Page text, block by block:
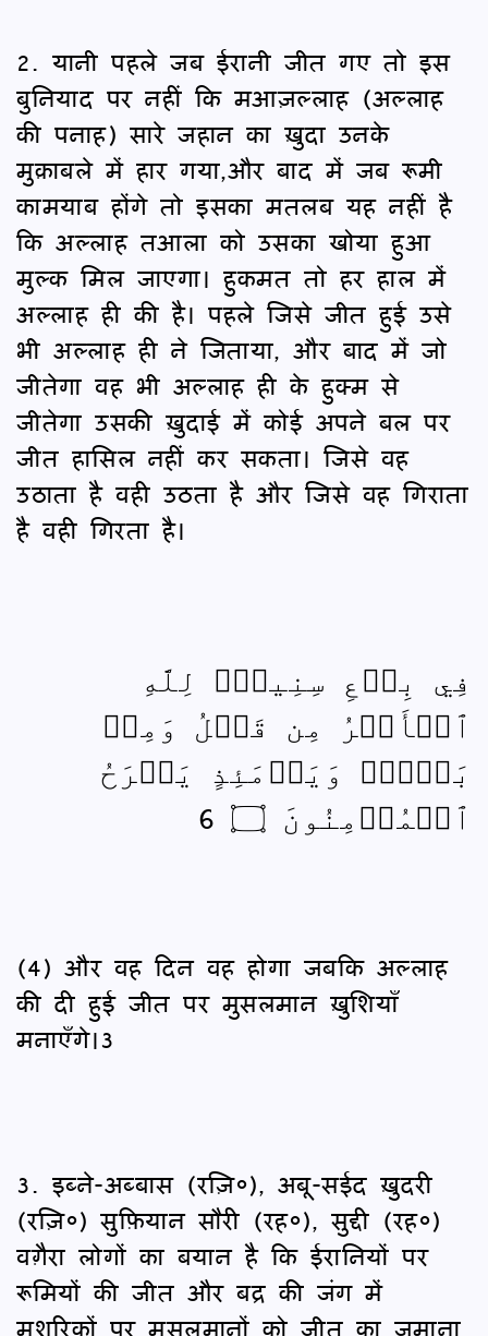
2. यानी पहले जब ईरानी जीत गए तो इस
बुनियाद पर नहीं कि मआज़ल्लाह (अल्लाह
की पनाह) सारे जहान का ख़ुदा उनके
मुक़ाबले में हार गया,और बाद में जब रूमी
कामयाब होंगे तो इसका मतलब यह नहीं है
कि अल्लाह तआला को उसका खोया हुआ
मुल्क मिल जाएगा। हुकमत तो हर हाल में
अल्लाह ही की है। पहले जिसे जीत हुई उसे
भी अल्लाह ही ने जिताया, और बाद में जो
जीतेगा वह भी अल्लाह ही के हुक्म से
जीतेगा उसकी ख़ुदाई में कोई अपने बल पर
जीत हासिल नहीं कर सकता। जिसे वह
उठाता है वही उठता है और जिसे वह गिराता
है वही गिरता है।
فِي بِضۡعِ سِنِينَۗ لِلَّهِ
ٱلۡأَمۡرُ مِن قَبۡلُ وَمِنۢ
بَعۡدُۚ وَيَوۡمَئِذٍ يَفۡرَحُ
ٱلۡمُؤۡمِنُونَ ۝ 6
(4) और वह दिन वह होगा जबकि अल्लाह
की दी हुई जीत पर मुसलमान ख़ुशियाँ
मनाएँगे।3
3. इब्ने-अब्बास (रज़ि०), अबू-सईद ख़ुदरी
(रज़ि०) सुफ़ियान सौरी (रह०), सुद्दी (रह०)
वग़ैरा लोगों का बयान है कि ईरानियों पर
रूमियों की जीत और बद्र की जंग में
मुशरिकों पर मुसलमानों को जीत का ज़माना